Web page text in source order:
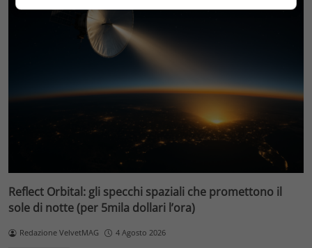
Reflect Orbital: gli specchi spaziali che promettono il
sole di notte (per 5mila dollari l’ora)
Redazione VelvetMAG 4 Agosto 2026